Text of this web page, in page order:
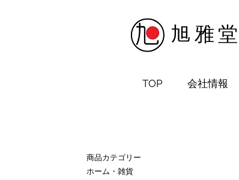
​旭雅堂
TOP 会社情報
商品カテゴリー
ホーム・雑貨